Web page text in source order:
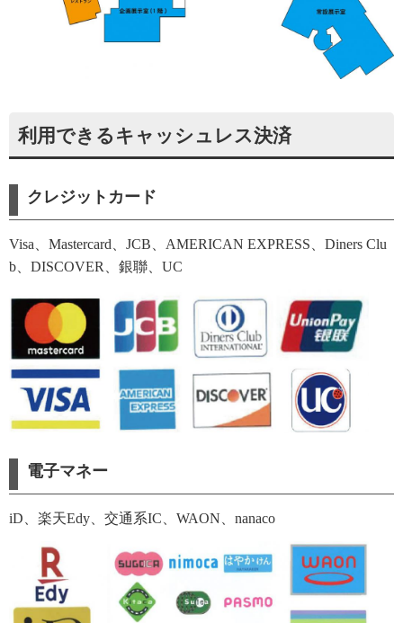
利用できるキャッシュレス決済
クレジットカード
Visa、Mastercard、JCB、AMERICAN EXPRESS、Diners Clu
b、DISCOVER、銀聯、UC
電子マネー
iD、楽天Edy、交通系IC、WAON、nanaco